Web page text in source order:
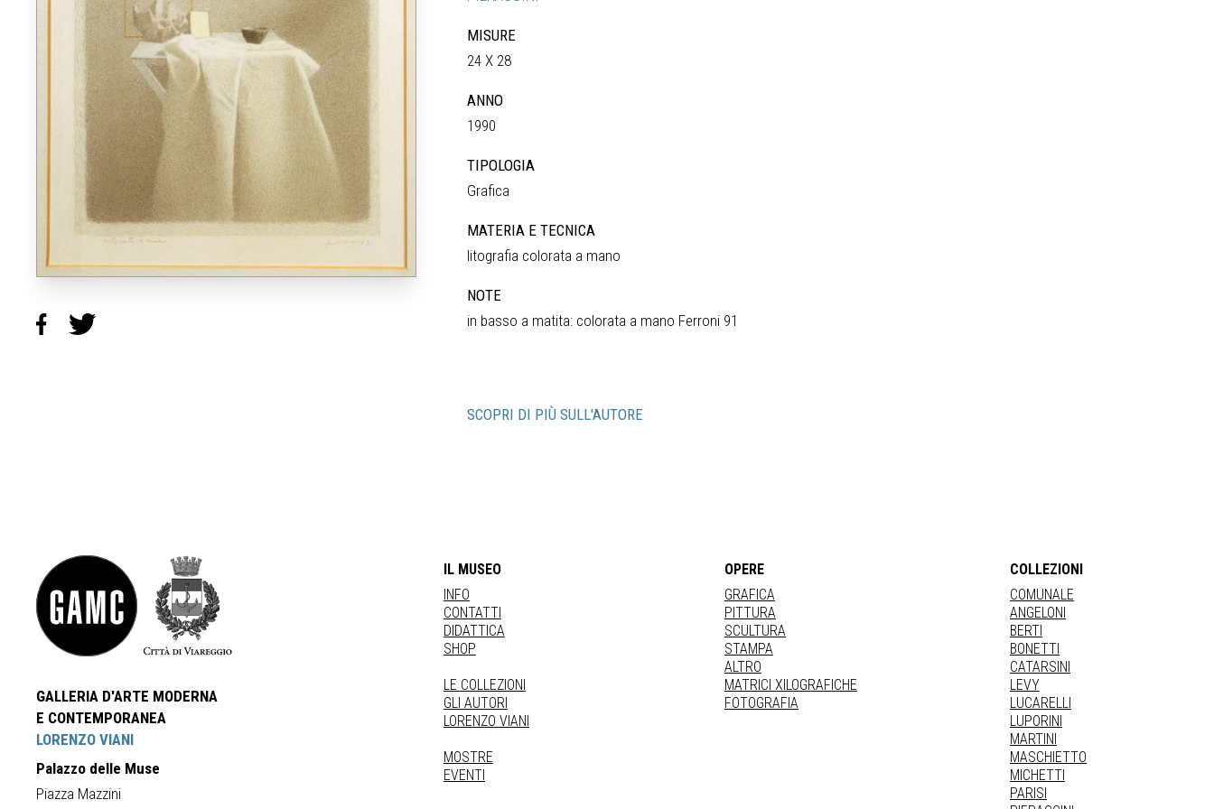
MISURE
24 X 28
ANNO
1990
TIPOLOGIA
Grafica
MATERIA E TECNICA
litografia colorata a mano
NOTE
in basso a matita: colorata a mano Ferroni 91
SCOPRI DI PIÙ SULL'AUTORE
GALLERIA D'ARTE MODERNA
E CONTEMPORANEA
LORENZO VIANI
Palazzo delle Muse
Piazza Mazzini
IL MUSEO
INFO
CONTATTI
DIDATTICA
SHOP
LE COLLEZIONI
GLI AUTORI
LORENZO VIANI
MOSTRE
EVENTI
OPERE
GRAFICA
PITTURA
SCULTURA
STAMPA
ALTRO
MATRICI XILOGRAFICHE
FOTOGRAFIA
COLLEZIONI
COMUNALE
ANGELONI
BERTI
BONETTI
CATARSINI
LEVY
LUCARELLI
LUPORINI
MARTINI
MASCHIETTO
MICHETTI
PARISI